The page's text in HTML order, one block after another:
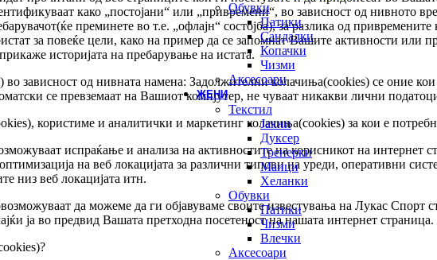
Обувки
Патики
Сандалки
Копачки
Чизми
Аксесоари
ЖЕНИ
Текстил
Јакни
Дуксер
Тренерки
Маици
Хеланки
Обувки
Патики
Чизми
Влечки
Аксесоари
како „постојани“ или „привремени“, во зависност од нивното
преминете во т.е. „офлајн“ состојба), за разлика од
за повеќе цели, како на пример да се запомнат Вашите активности или
историјата на пребарување на истата.
во зависност од нивната намена: Задолжителни колачиња(cookies) се оние
се превземаат на Вашиот компјутер, не чуваат никакви лични
користиме и аналитички и маркетинг колачиња(cookies) за кои е
испраќање и анализа на активностите на корисникот на интернет
на веб локацијата за различни типови на уреди, оперативни
низ веб локацијата итн.
да можеме да ги објавуваме своите известувања на Лукас Спорт
ја во предвид Вашата претходна посетеност на нашата интернет страница.